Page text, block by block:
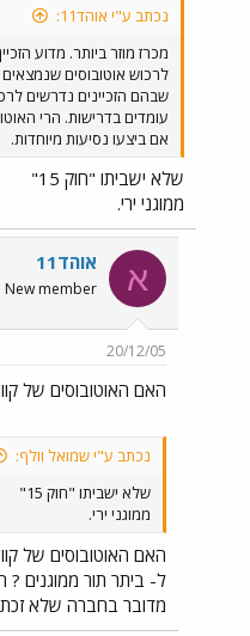
נכתב ע"י אוהד11:
מכרז מוזר ביותר. מדוע
לרכוש אוטובוסים
שבהם הזכיינים נדרשים
עומדים בדרישות. הרי
אם ביצעו נסיעות מיוחדות.
שלא ישביתו "חוק 15"
ממוגני ירי.
א אוהד11
New member
20/12/05
האם האוטובוסים של
נכתב ע"י שמואל וולף:
שלא ישביתו "חוק 15"
ממוגני ירי.
האם האוטובוסים של
ל- ביתר תור ממוגנים ?
מדובר בחברה שלא